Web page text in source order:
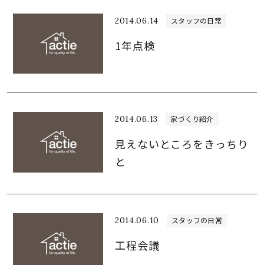
2014.06.14 スタッフの日常
1年点検
2014.06.13 家づくり紹介
見えないところをきっちり
と
2014.06.10 スタッフの日常
工程会議